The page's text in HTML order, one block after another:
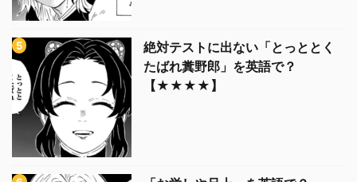
絶対テストに出ない「とっととく
たばれ糞野郎」を英語で？
【★★★★】